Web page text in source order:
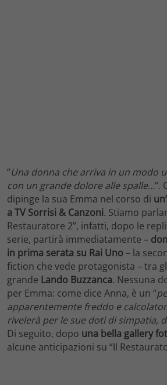
“Una donna che arriva in un modo
con un grande dolore alle spalle…“.
dipinge la sua Emma nel corso di
a TV Sorrisi & Canzoni. Stiamo
Restauratore 2”, infatti, dopo le
serie, partirà immediatamente –
in prima serata su Rai Uno– la
fiction che vede protagonista – tra
grande Lando Buzzanca. Nessuna
per Emma: come dice Anna, è un “
apparentemente freddo e
rivelerà per le sue doti di simpatia,
Di seguito, dopo una bella gallery
alcune anticipazioni su “Il